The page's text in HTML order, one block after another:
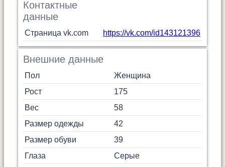
Контактные
данные
Страница vk.com https://vk.com/id143121396
Внешние данные
Пол
Женщина
Рост
175
Вес
58
Размер одежды
42
Размер обуви
39
Глаза
Серые